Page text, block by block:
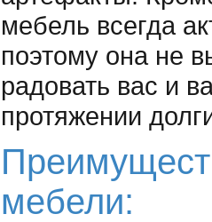
мебель всегда
поэтому она не
радовать вас и
протяжении
мебели: